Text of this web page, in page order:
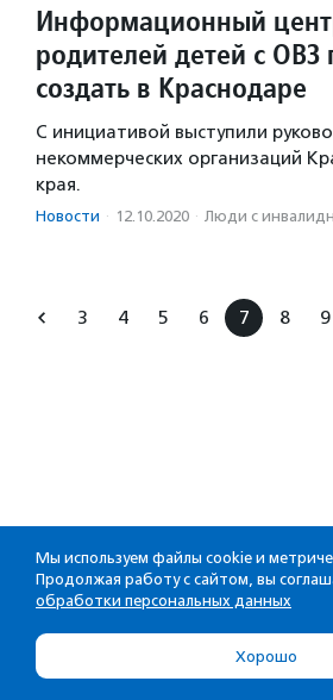
Информационный
родителей детей с
создать в Краснодаре
С инициативой выступили
некоммерческих организаций
края.
Новости · 12.10.2020 · Люди с
3 4 5 6 7 8 9
Мы используем файлы cookie и
Продолжая работу с сайтом, вы
обработки персональных данных
Хорошо